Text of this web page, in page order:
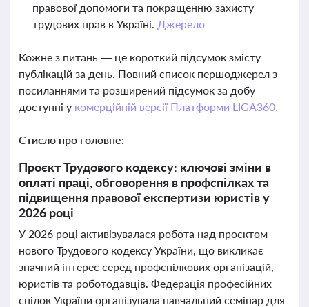
правової допомоги та покращенню захисту
трудових прав в Україні. Джерело
Кожне з питань — це короткий підсумок змісту
публікацій за день. Повний список першоджерел з
посиланнями та розширений підсумок за добу
доступні у комерційній версії Платформи LIGA360.
Стисло про головне:
Проєкт Трудового кодексу: ключові зміни в
оплаті праці, обговорення в профспілках та
підвищення правової експертизи юристів у
2026 році
У 2026 році активізувалася робота над проєктом
нового Трудового кодексу України, що викликає
значний інтерес серед профспілкових організацій,
юристів та роботодавців. Федерація професійних
спілок України організувала навчальний семінар для